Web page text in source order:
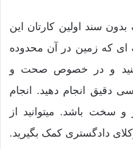
سند اولین کارتان این
ای که زمین در آن محدوده
و در خصوص صحت و
دقیق انجام دهید. انجام
و سخت باشد. میتوانید از
وکلای دادگستری کمک بگیرید.